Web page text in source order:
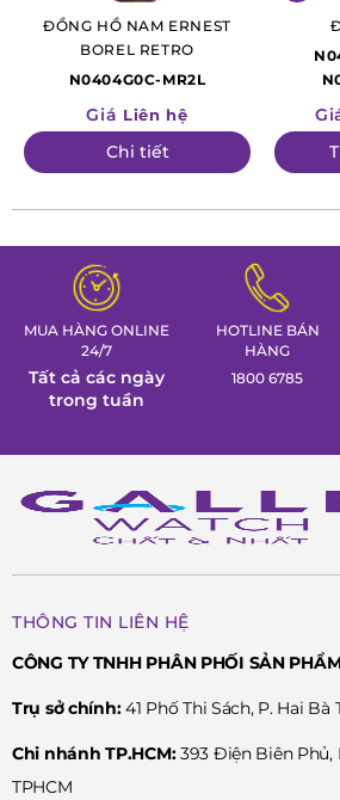
Ảnh đồng hồ Ernest Borel
2. Đánh giá chi tiết về Ernest Borel
Mặt số:
Mặt số trắng thanh lịch với 12
Kim dạng Dauphine mạ vàng
Kim retrograde (kim hồi ngược)
Khung vỏ:
Thép không gỉ 316L mạ vàng
ĐỒNG HỒ NAM ERNEST
BOREL RETRO
N0404G0C-MR2L
Giá Liên hệ
Chi tiết
MUA HÀNG ONLINE
24/7
Tất cả các ngày
trong tuần
HOTLINE BÁN
HÀNG
1800 6785
THÔNG TIN LIÊN HỆ
CÔNG TY TNHH PHÂN PHỐI SẢN
Trụ sở chính:41 Phố Thi Sách, P. Hai Bà
Chi nhánh TP.HCM:393 Điện Biên Phủ,
TPHCM